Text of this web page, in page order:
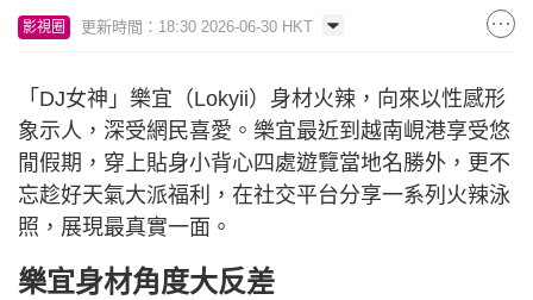
影視圈 更新時間：18:30 2026-06-30 HKT
「DJ女神」樂宜（Lokyii）身材火辣，向來以性感形
象示人，深受網民喜愛。樂宜最近到越南峴港享受悠
閒假期，穿上貼身小背心四處遊覽當地名勝外，更不
忘趁好天氣大派福利，在社交平台分享一系列火辣泳
照，展現最真實一面。
樂宜身材角度大反差